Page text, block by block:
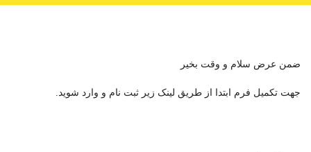
ضمن عرض سلام و وقت بخیر
جهت تکمیل فرم ابتدا از طریق لینک زیر ثبت نام و وارد شوید.